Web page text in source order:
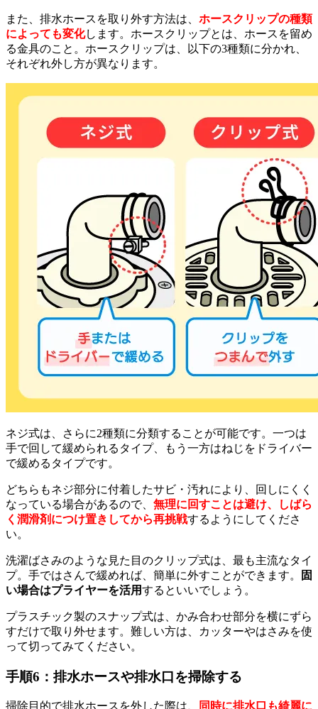
また、排水ホースを取り外す方法は、 ホースクリップの種類
によっても変化します。ホースクリップとは、ホースを留め
る金具のこと。ホースクリップは、以下の3種類に分かれ、
それぞれ外し方が異なります。
ネジ式は、さらに2種類に分類することが可能です。一つは
手で回して緩められるタイプ、もう一方はねじをドライバー
で緩めるタイプです。
どちらもネジ部分に付着したサビ・汚れにより、回しにくく
なっている場合があるので、 無理に回すことは避け、しばら
く潤滑剤につけ置きしてから再挑戦するようにしてくださ
い。
洗濯ばさみのような見た目のクリップ式は、最も主流なタイ
プ。手ではさんで緩めれば、簡単に外すことができます。
固
い場合はプライヤーを活用するといいでしょう。
プラスチック製のスナップ式は、かみ合わせ部分を横にずら
すだけで取り外せます。難しい方は、カッターやはさみを使
って切ってみてください。
手順6：排水ホースや排水口を掃除する
掃除目的で排水ホースを外した際は、
同時に排水口も綺麗に